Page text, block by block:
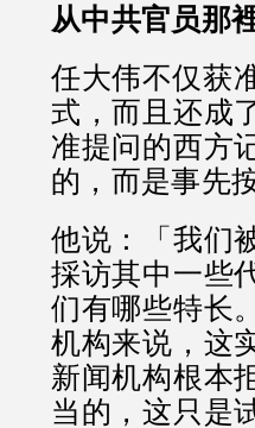
从中共官员那
任大伟不仅获
式，而且还成
准提问的西方
的，而是事先
他说：「我们
採访其中一些
们有哪些特长
机构来说，这
新闻机构根本
当的，这只是